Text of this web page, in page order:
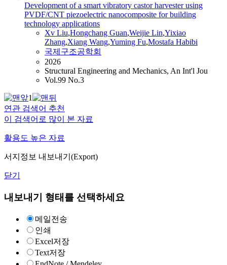
Development of a smart vibratory castor harvester using
PVDF/CNT piezoelectric nanocomposite for building
technology applications
Xv Liu,Hongchang Guan,Weijie Lin,Yixiao
Zhang,Xiang Wang,Yuming Fu,Mostafa Habibi
국제구조공학회
2026
Structural Engineering and Mechanics, An Int'l Jou
Vol.99 No.3
1
연관 검색어 추천
이 검색어로 많이 본 자료
활용도 높은 자료
서지정보 내보내기(Export)
닫기
내보내기 형태를 선택하세요
메일전송
인쇄
Excel저장
Text저장